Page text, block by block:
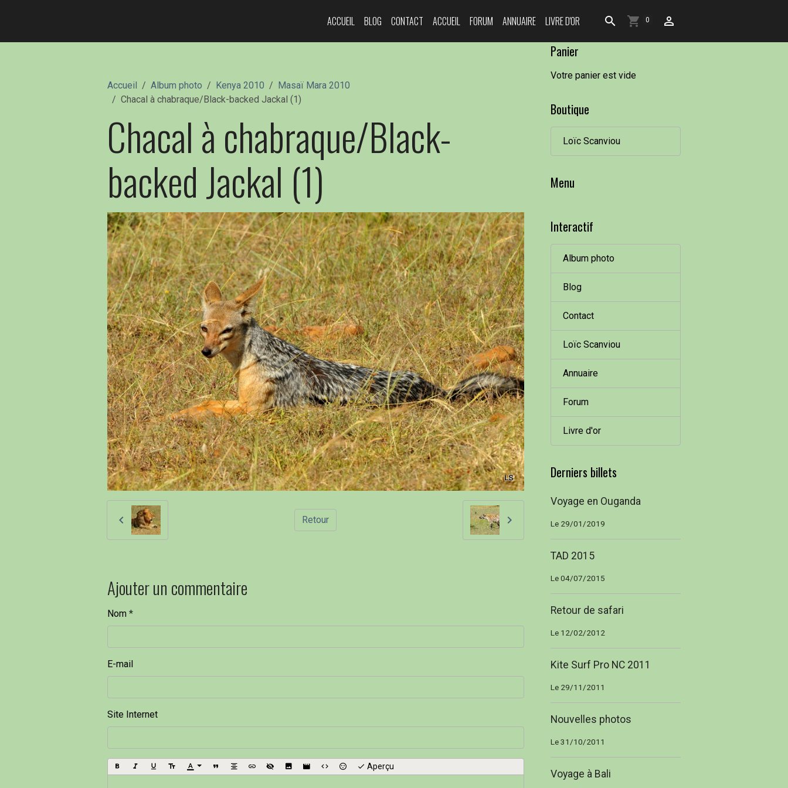
ACCUEIL BLOG CONTACT ACCUEIL FORUM ANNUAIRE LIVRE D'OR 0
Accueil Album photo Kenya 2010
Masaï Mara 2010
Chacal à chabraque/Black-backed Jackal (1)
Chacal à chabraque/Black-
backed Jackal (1)
Retour
Ajouter un commentaire
Nom
E-mail
Site Internet
Aperçu
Panier
Votre panier est vide
Boutique
Loïc Scanviou
Menu
Interactif
Album photo
Blog
Contact
Loïc Scanviou
Annuaire
Forum
Livre d'or
Derniers billets
Voyage en Ouganda
Le 29/01/2019
TAD 2015
Le 04/07/2015
Retour de safari
Le 12/02/2012
Kite Surf Pro NC 2011
Le 29/11/2011
Nouvelles photos
Le 31/10/2011
Voyage à Bali